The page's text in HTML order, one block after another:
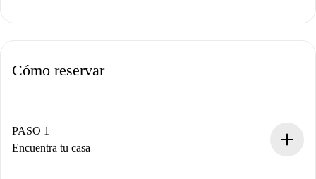
Cómo reservar
PASO 1
Encuentra tu casa